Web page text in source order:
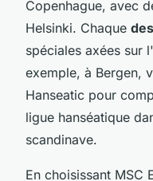
Copenhague, avec
Helsinki. Chaque
spéciales axées sur
exemple, à Bergen,
Hanseatic pour
ligue hanséatique
scandinave.
En choisissant MSC